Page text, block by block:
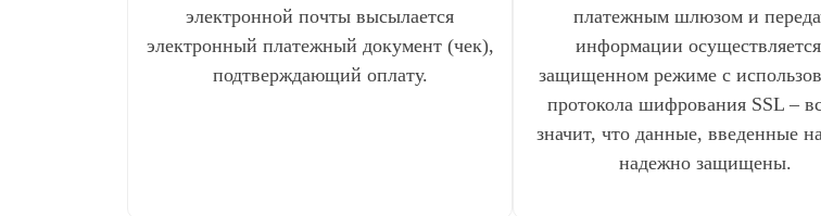
электронной почты высылается
электронный платежный документ (чек),
подтверждающий оплату.
платежным шлюзом и
информации
защищенном режиме с
протокола шифрования SSL –
значит, что данные, введенные
надежно защищены.